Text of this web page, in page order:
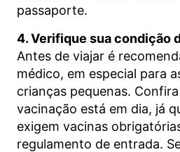
passaporte.
4. Verifique sua condição
Antes de viajar é
médico, em especial para
crianças pequenas.
vacinação está em dia, já
exigem vacinas
regulamento de entrada.